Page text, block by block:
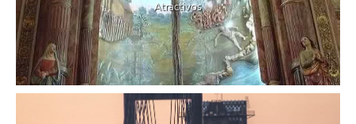
Atractivos